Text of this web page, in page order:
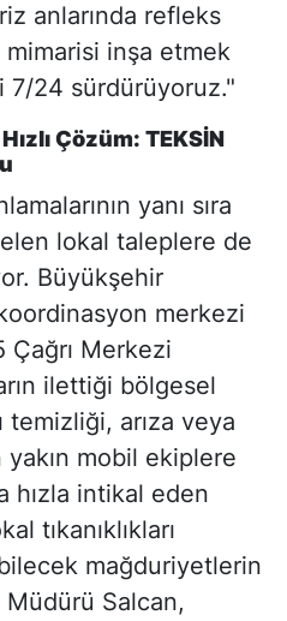
anlarında refleks
inşa etmek
7/24 sürdürüyoruz."
Çözüm: TEKSİN
yanı sıra
lokal taleplere de
Büyükşehir
merkezi
Çağrı Merkezi
ilettiği bölgesel
temizliği, arıza veya
mobil ekiplere
hızla intikal eden
tıkanıklıkları
mağduriyetlerin
Salcan,